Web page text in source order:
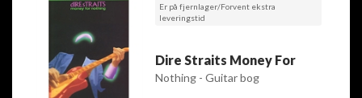
Er på fjernlager/Forvent ekstra
leveringstid
Dire Straits Money For
Nothing - Guitar bog